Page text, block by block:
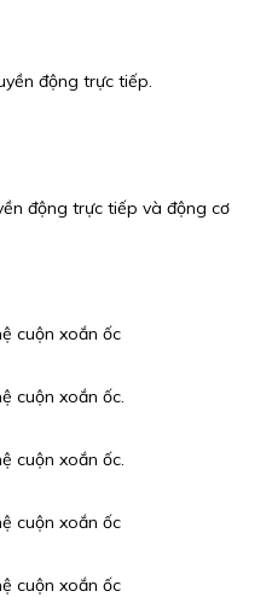
động trực tiếp.
động trực tiếp và động cơ
cuộn xoắn ốc
cuộn xoắn ốc.
cuộn xoắn ốc.
cuộn xoắn ốc
cuộn xoắn ốc